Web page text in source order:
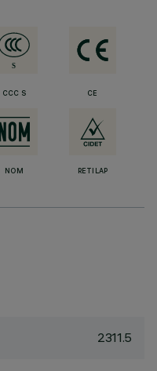
CCC S CE
NOM RETILAP
2311.5